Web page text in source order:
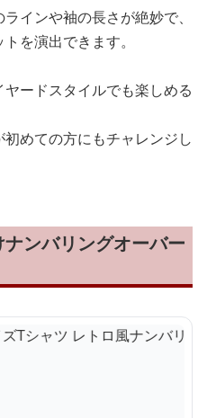
インや袖の長さが絶妙で、
を演出できます。
ードスタイルでも楽しめる
めての方にもチャレンジし
ンバリングオーバー